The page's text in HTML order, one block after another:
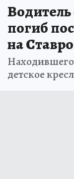
погиб
на
детское